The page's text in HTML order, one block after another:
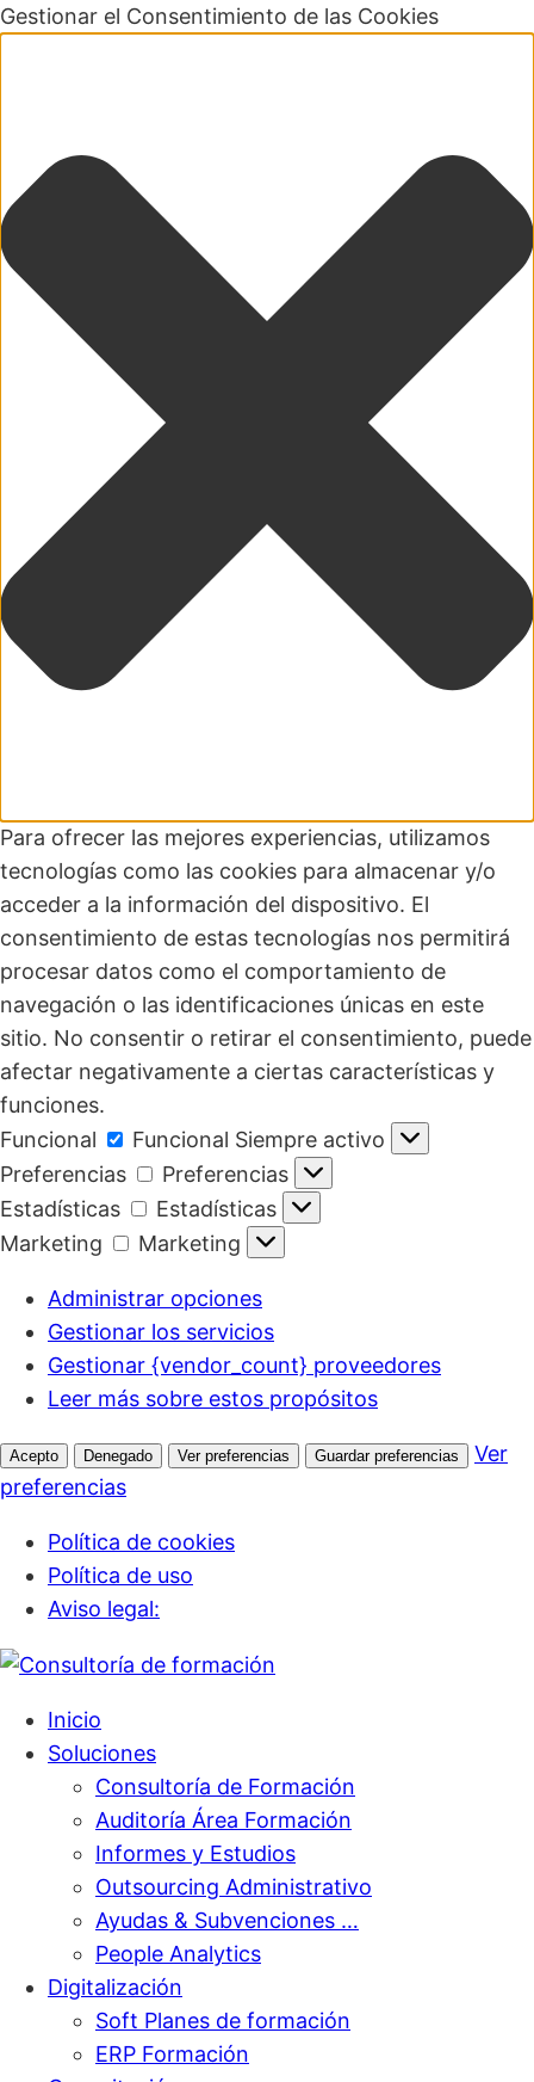
Gestionar el Consentimiento de las Cookies
Para ofrecer las mejores experiencias, utilizamos
tecnologías como las cookies para almacenar y/o
acceder a la información del dispositivo. El
consentimiento de estas tecnologías nos permitirá
procesar datos como el comportamiento de
navegación o las identificaciones únicas en este
sitio. No consentir o retirar el consentimiento, puede
afectar negativamente a ciertas características y
funciones.
Funcional
Funcional Siempre activo
Preferencias
Preferencias
Estadísticas
Estadísticas
Marketing
Marketing
Administrar opciones
Gestionar los servicios
Gestionar {vendor_count} proveedores
Leer más sobre estos propósitos
Acepto Denegado Ver preferencias Guardar preferencias
Ver
preferencias
Política de cookies
Política de uso
Aviso legal:
Inicio
Soluciones
Consultoría de Formación
Auditoría Área Formación
Informes y Estudios
Outsourcing Administrativo
Ayudas & Subvenciones …
People Analytics
Digitalización
Soft Planes de formación
ERP Formación